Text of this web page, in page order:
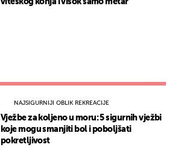
viteškog konja i visok samo metar
NAJSIGURNIJI OBLIK REKREACIJE
Vježbe za koljeno u moru: 5 sigurnih vježbi
koje mogu smanjiti bol i poboljšati
pokretljivost